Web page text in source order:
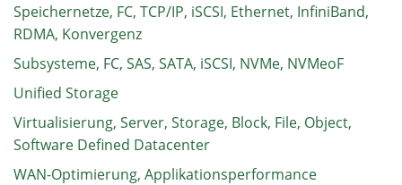
Speichernetze, FC, TCP/IP, iSCSI, Ethernet, InfiniBand,
RDMA, Konvergenz
Subsysteme, FC, SAS, SATA, iSCSI, NVMe, NVMeoF
Unified Storage
Virtualisierung, Server, Storage, Block, File, Object,
Software Defined Datacenter
WAN-Optimierung, Applikationsperformance